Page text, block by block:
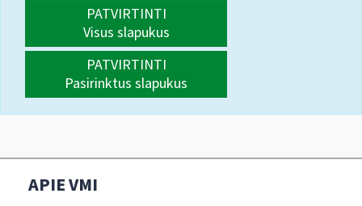
PATVIRTINTI
Visus slapukus
PATVIRTINTI
Pasirinktus slapukus
APIE VMI